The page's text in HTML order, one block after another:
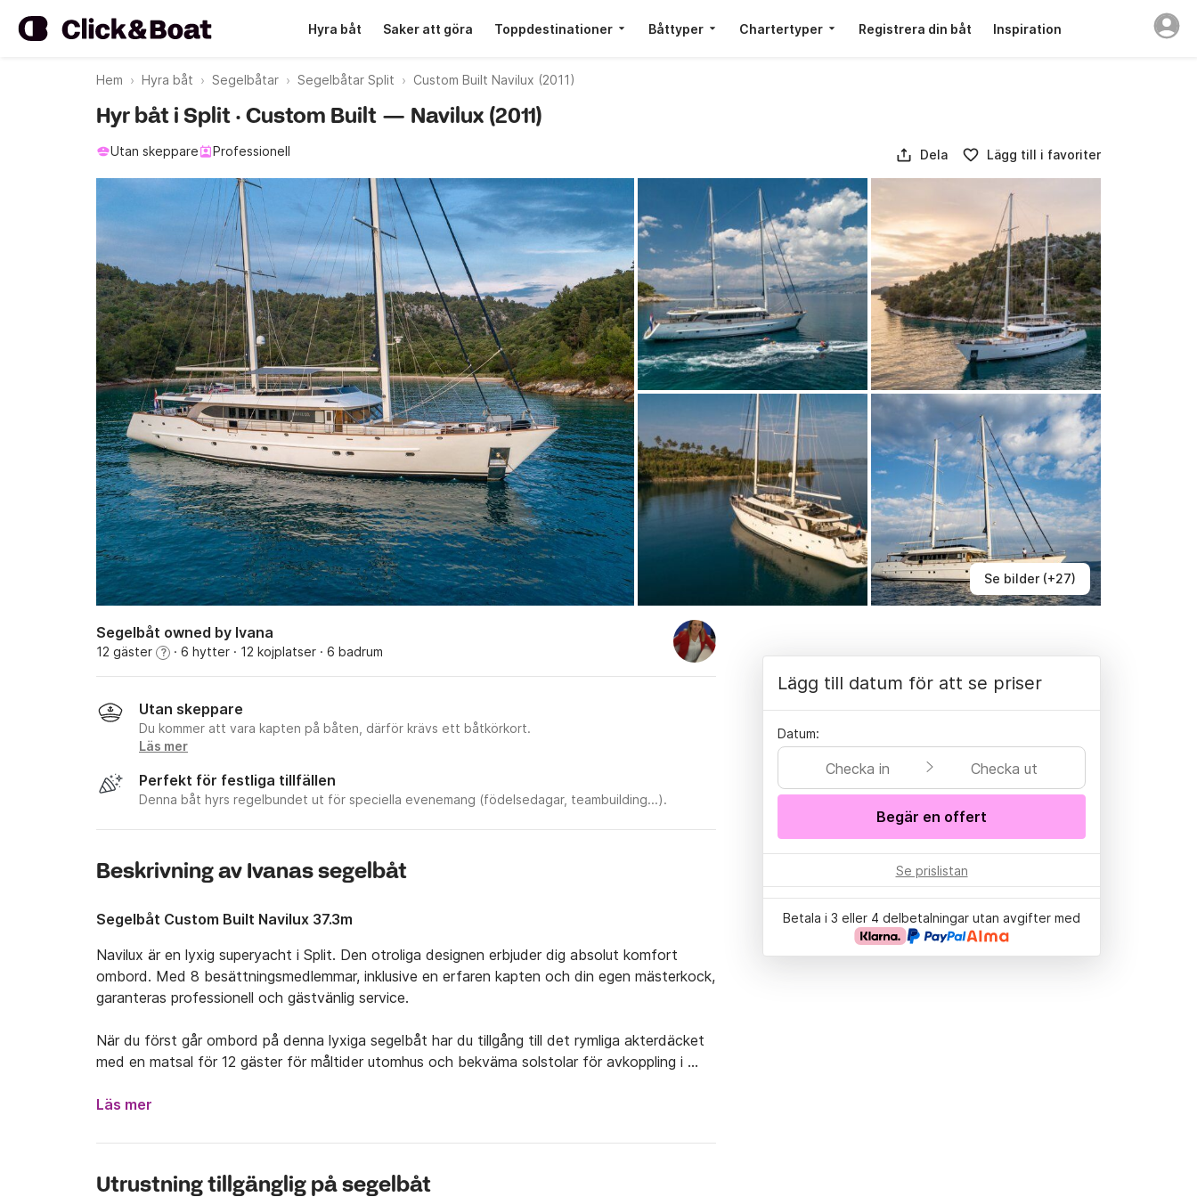
Hyra båt Saker att göra Toppdestinationer Båttyper Chartertyper Registrera din båt Inspiration
Hem Hyra båt Segelbåtar Segelbåtar Split Custom Built Navilux (2011)
Se bilder (+27)
Hyr båt i Split · Custom Built — Navilux (2011)
Utan skeppare Professionell Dela Lägg till i favoriter
Segelbåt owned by Ivana
12 gäster ? · 6 hytter · 12 kojplatser · 6 badrum
Utan skeppare
Du kommer att vara kapten på båten, därför krävs ett båtkörkort.
Läs mer
Perfekt för festliga tillfällen
Denna båt hyrs regelbundet ut för speciella evenemang (födelsedagar, teambuilding...).
Beskrivning av Ivanas segelbåt
Segelbåt Custom Built Navilux 37.3m
Navilux är en lyxig superyacht i Split. Den otroliga designen erbjuder dig absolut komfort
ombord. Med 8 besättningsmedlemmar, inklusive en erfaren kapten och din egen mästerkock,
garanteras professionell och gästvänlig service.
När du först går ombord på denna lyxiga segelbåt har du tillgång till det rymliga akterdäcket
med en matsal för 12 gäster för måltider utomhus och bekväma solstolar för avkoppling i
medan du kryssar runt hundratals öar i Split-området. När du går upp till övre däck har du
snacks och vårt utmärkta urval av kroatiska viner och likörer. Huvuddäcket rymmer 12 gäster i
erbjuder en inomhussalong med matplats. Navilux är det främsta valet för lyxcharter i
Läs mer
Utrustning tillgänglig på segelbåt
Lägg till datum för att se priser
Datum:
Checka in Checka ut
Begär en offert
Se prislistan
Betala i 3 eller 4 delbetalningar utan avgifter med